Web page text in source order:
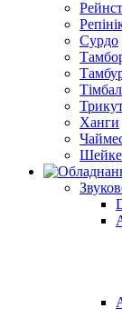
Сурдо
Ханги